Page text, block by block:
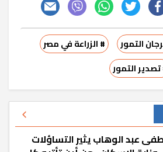
التمور
# الزراعة في مصر
التمور
عبد الوهاب يثير التساؤلات